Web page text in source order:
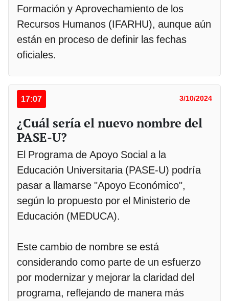
Formación y Aprovechamiento de los
Recursos Humanos (IFARHU), aunque aún
están en proceso de definir las fechas
oficiales.
17:07 3/10/2024
¿Cuál sería el nuevo nombre del
PASE-U?
El Programa de Apoyo Social a la
Educación Universitaria (PASE-U) podría
pasar a llamarse "Apoyo Económico",
según lo propuesto por el Ministerio de
Educación (MEDUCA).
Este cambio de nombre se está
considerando como parte de un esfuerzo
por modernizar y mejorar la claridad del
programa, reflejando de manera más